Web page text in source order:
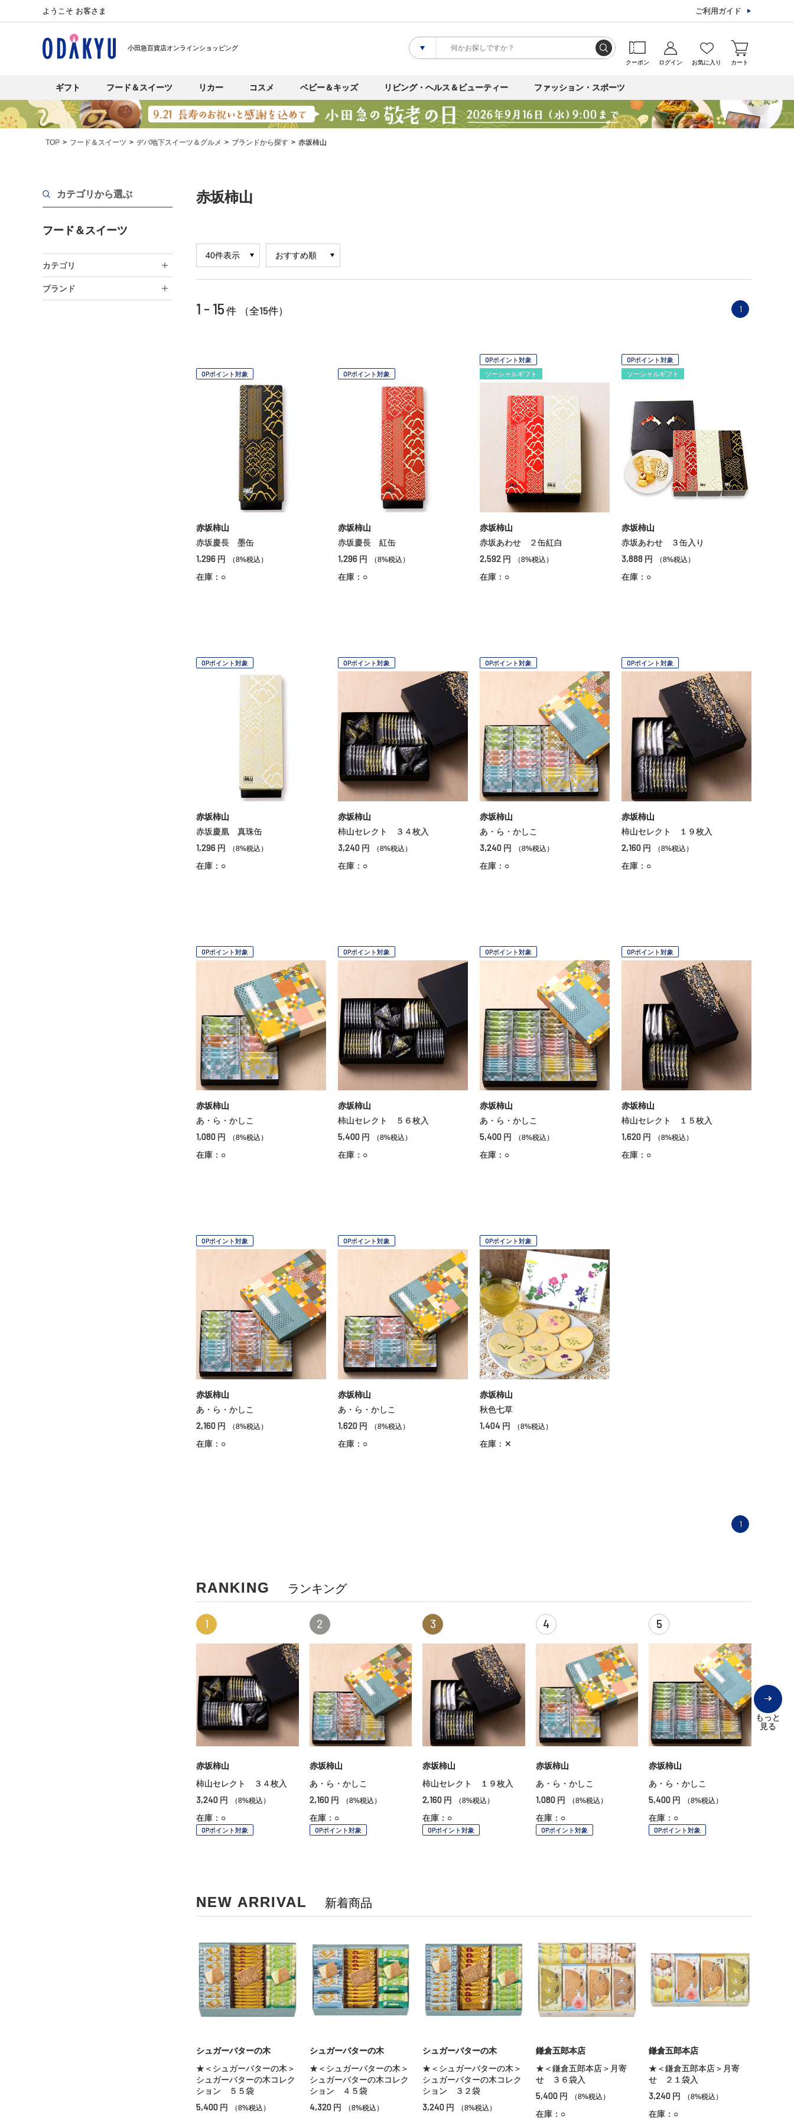
ようこそ お客さま ご利用ガイド
小田急百貨店オンラインショッピング
クーポン ログイン お気に入り カート
ギフト フード＆スイーツ リカー コスメ ベビー＆キッズ リビング・ヘルス＆ビューティー ファッション・スポーツ
TOP フード＆スイーツ デパ地下スイーツ＆グルメ ブランドから探す 赤坂柿山
カテゴリから選ぶ
フード＆スイーツ
カテゴリ
ブランド
赤坂柿山
1 - 15 件 （全15件） 1
OPポイント対象
赤坂柿山
赤坂慶長 墨缶
1,296 円 （8%税込）
在庫：○
OPポイント対象
赤坂柿山
赤坂慶長 紅缶
1,296 円 （8%税込）
在庫：○
OPポイント対象
ソーシャルギフト
赤坂柿山
赤坂あわせ ２缶紅白
2,592 円 （8%税込）
在庫：○
OPポイント対象
ソーシャルギフト
赤坂柿山
赤坂あわせ ３缶入り
3,888 円 （8%税込）
在庫：○
OPポイント対象
赤坂柿山
赤坂慶凰 真珠缶
1,296 円 （8%税込）
在庫：○
OPポイント対象
赤坂柿山
柿山セレクト ３４枚入
3,240 円 （8%税込）
在庫：○
OPポイント対象
赤坂柿山
あ・ら・かしこ
3,240 円 （8%税込）
在庫：○
OPポイント対象
赤坂柿山
柿山セレクト １９枚入
2,160 円 （8%税込）
在庫：○
OPポイント対象
赤坂柿山
あ・ら・かしこ
1,080 円 （8%税込）
在庫：○
OPポイント対象
赤坂柿山
柿山セレクト ５６枚入
5,400 円 （8%税込）
在庫：○
OPポイント対象
赤坂柿山
あ・ら・かしこ
5,400 円 （8%税込）
在庫：○
OPポイント対象
赤坂柿山
柿山セレクト １５枚入
1,620 円 （8%税込）
在庫：○
OPポイント対象
赤坂柿山
あ・ら・かしこ
2,160 円 （8%税込）
在庫：○
OPポイント対象
赤坂柿山
あ・ら・かしこ
1,620 円 （8%税込）
在庫：○
OPポイント対象
赤坂柿山
秋色七草
1,404 円 （8%税込）
在庫：✕
1
RANKING ランキング
もっと
見る
1
赤坂柿山
柿山セレクト ３４枚入
3,240 円 （8%税込）
在庫：○
OPポイント対象
2
赤坂柿山
あ・ら・かしこ
2,160 円 （8%税込）
在庫：○
OPポイント対象
3
赤坂柿山
柿山セレクト １９枚入
2,160 円 （8%税込）
在庫：○
OPポイント対象
4
赤坂柿山
あ・ら・かしこ
1,080 円 （8%税込）
在庫：○
OPポイント対象
5
赤坂柿山
あ・ら・かしこ
5,400 円 （8%税込）
在庫：○
OPポイント対象
NEW ARRIVAL 新着商品
シュガーバターの木
★＜シュガーバターの木＞
シュガーバターの木コレク
ション ５５袋
5,400 円 （8%税込）
シュガーバターの木
★＜シュガーバターの木＞
シュガーバターの木コレク
ション ４５袋
4,320 円 （8%税込）
シュガーバターの木
★＜シュガーバターの木＞
シュガーバターの木コレク
ション ３２袋
3,240 円 （8%税込）
鎌倉五郎本店
★＜鎌倉五郎本店＞月寄
せ ３６袋入
5,400 円 （8%税込）
在庫：○
鎌倉五郎本店
★＜鎌倉五郎本店＞月寄
せ ２１袋入
3,240 円 （8%税込）
在庫：○